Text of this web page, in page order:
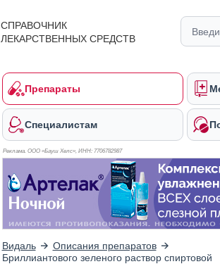
СПРАВОЧНИК
ЛЕКАРСТВЕННЫХ СРЕДСТВ
Препараты
Специалистам
Реклама. ООО «Бауш Хелс», ИНН: 7706782987
Видаль
Описания препаратов
Бриллиантового зеленого раствор спиртовой